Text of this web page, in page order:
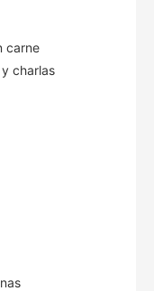
carne
y charlas